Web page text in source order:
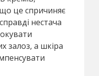
це спричиняє
нестача
залоз, а шкіра